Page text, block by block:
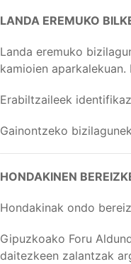
LANDA EREMUKO
Landa eremuko
kamioien
Erabiltzaileek
Gainontzeko
HONDAKINEN
Hondakinak ondo
Gipuzkoako Foru
daitezkeen zalantzak